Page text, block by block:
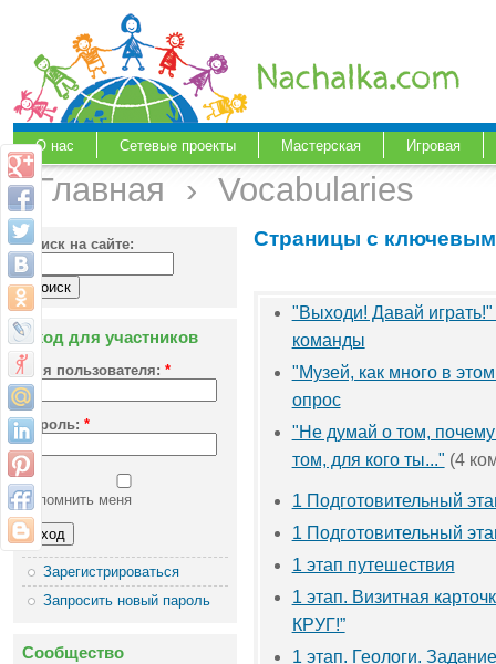
О нас Сетевые проекты Мастерская Игровая
Главная › Vocabularies
Поиск на сайте:
Вход для участников
Имя пользователя: *
Пароль: *
Запомнить меня
Зарегистрироваться
Запросить новый пароль
Сообщество
Страницы с ключевым
"Выходи! Давай
команды
"Музей, как много в
опрос
"Не думай о том,
том, для кого ты..." (4
1 Подготовительный
1 Подготовительный
1 этап путешествия
1 этап. Визитная
КРУГ!”
1 этап. Геологи.